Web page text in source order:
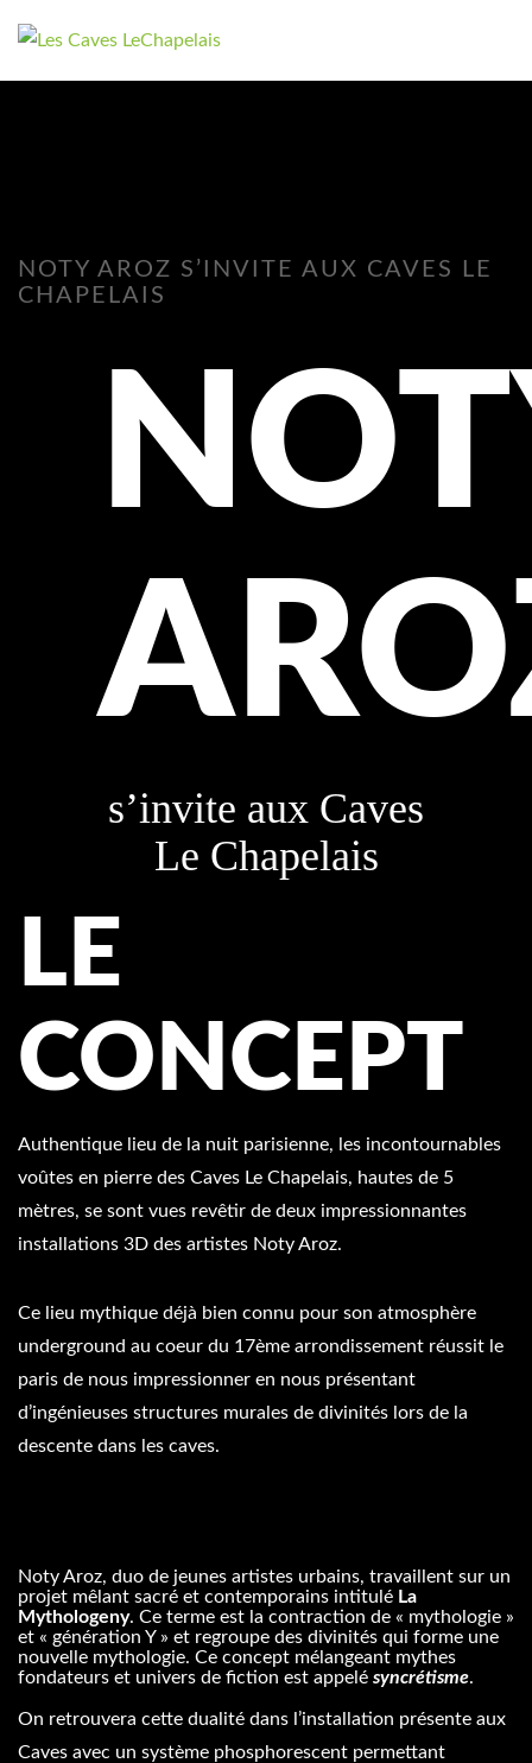
NOTY AROZ S’INVITE AUX CAVES LE
CHAPELAIS
s’invite aux Caves
Le Chapelais
LE
CONCEPT
Authentique lieu de la nuit parisienne, les incontournables
voûtes en pierre des Caves Le Chapelais, hautes de 5
mètres, se sont vues revêtir de deux impressionnantes
installations 3D des artistes Noty Aroz.
Ce lieu mythique déjà bien connu pour son atmosphère
underground au coeur du 17ème arrondissement réussit le
paris de nous impressionner en nous présentant
d’ingénieuses structures murales de divinités lors de la
descente dans les caves.
Noty Aroz, duo de jeunes artistes urbains, travaillent sur un
projet mêlant sacré et contemporains intitulé La
Mythologeny. Ce terme est la contraction de « mythologie »
et « génération Y » et regroupe des divinités qui forme une
nouvelle mythologie. Ce concept mélangeant mythes
fondateurs et univers de fiction est appelé syncrétisme.
On retrouvera cette dualité dans l’installation présente aux
Caves avec un système phosphorescent permettant